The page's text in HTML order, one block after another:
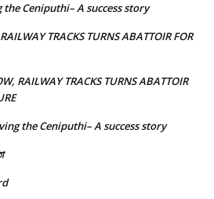
the Ceniputhi– A success story
TRACKS TURNS ABATTOIR FOR
RAILWAY TRACKS TURNS ABATTOIR
the Ceniputhi– A success story